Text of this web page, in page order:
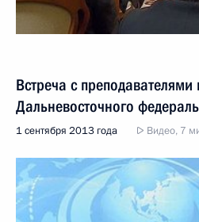
Встреча с преподавателями
Дальневосточного
1 сентября 2013 года Видео, 7